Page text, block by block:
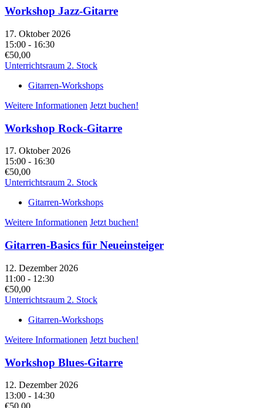
Workshop Jazz-Gitarre
17. Oktober 2026
15:00 - 16:30
€50,00
Unterrichtsraum 2. Stock
Gitarren-Workshops
Weitere Informationen Jetzt buchen!
Workshop Rock-Gitarre
17. Oktober 2026
15:00 - 16:30
€50,00
Unterrichtsraum 2. Stock
Gitarren-Workshops
Weitere Informationen Jetzt buchen!
Gitarren-Basics für Neueinsteiger
12. Dezember 2026
11:00 - 12:30
€50,00
Unterrichtsraum 2. Stock
Gitarren-Workshops
Weitere Informationen Jetzt buchen!
Workshop Blues-Gitarre
12. Dezember 2026
13:00 - 14:30